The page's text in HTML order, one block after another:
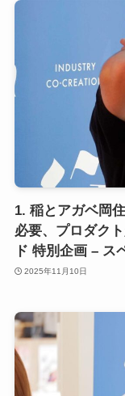
1. 稲とアガベ岡
必要、プロダク
ド 特別企画 – ス
2025年11月10日